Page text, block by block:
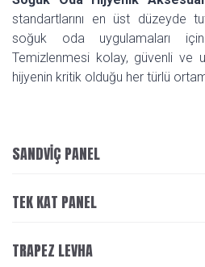
standartlarını en üst düzeyde
soğuk oda uygulamaları
Temizlenmesi kolay, güvenli ve
hijyenin kritik olduğu her türlü
SANDVIÇ PANEL
TEK KAT PANEL
TRAPEZ LEVHA